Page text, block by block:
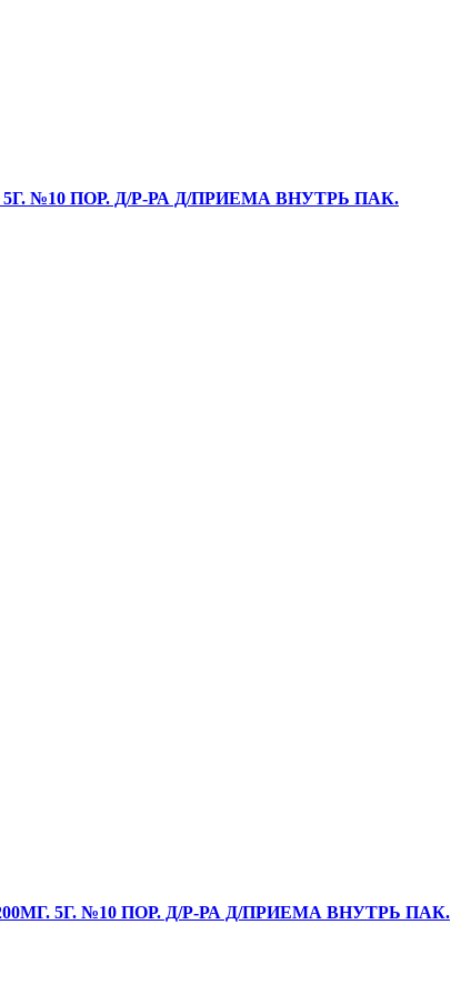
№10 ПОР. Д/Р-РА Д/ПРИЕМА ВНУТРЬ ПАК.
5Г. №10 ПОР. Д/Р-РА Д/ПРИЕМА ВНУТРЬ ПАК.